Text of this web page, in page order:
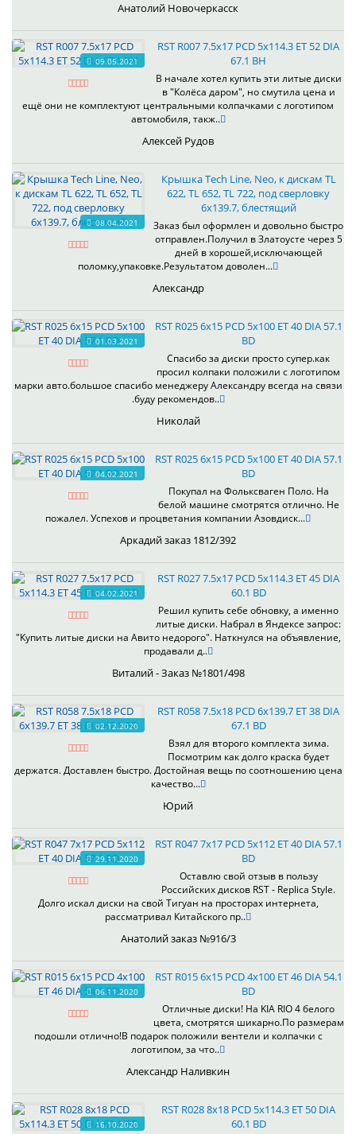
Анатолий Новочеркасск
09.05.2021
RST R007 7.5x17 PCD 5x114.3 ET 52 DIA
67.1 BH
В начале хотел купить эти литые диски
в "Колёса даром", но смутила цена и
ещё они не комплектуют центральными колпачками с логотипом
автомобиля, такж..
Алексей Рудов
08.04.2021
Крышка Tech Line, Neo, к дискам TL
622, TL 652, TL 722, под сверловку
6х139.7, блестящий
Заказ был оформлен и довольно быстро
отправлен.Получил в Златоусте через 5
дней в хорошей,исключающей
поломку,упаковке.Результатом доволен...
Александр
01.03.2021
RST R025 6x15 PCD 5x100 ET 40 DIA 57.1
BD
Спасибо за диски просто супер.как
просил колпаки положили с логотипом
марки авто.большое спасибо менеджеру Александру всегда на связи
.буду рекомендов..
Николай
04.02.2021
RST R025 6x15 PCD 5x100 ET 40 DIA 57.1
BD
Покупал на Фольксваген Поло. На
белой машине смотрятся отлично. Не
пожалел. Успехов и процветания компании Азовдиск...
Аркадий заказ 1812/392
04.02.2021
RST R027 7.5x17 PCD 5x114.3 ET 45 DIA
60.1 BD
Решил купить себе обновку, а именно
литые диски. Набрал в Яндексе запрос:
"Купить литые диски на Авито недорого". Наткнулся на объявление,
продавали д..
Виталий - Заказ №1801/498
02.12.2020
RST R058 7.5x18 PCD 6x139.7 ET 38 DIA
67.1 BD
Взял для второго комплекта зима.
Посмотрим как долго краска будет
держатся. Доставлен быстро. Достойная вещь по соотношению цена
качество...
Юрий
29.11.2020
RST R047 7x17 PCD 5x112 ET 40 DIA 57.1
BD
Оставлю свой отзыв в пользу
Российских дисков RST - Replica Style.
Долго искал диски на свой Тигуан на просторах интернета,
рассматривал Китайского пр..
Анатолий заказ №916/3
06.11.2020
RST R015 6x15 PCD 4x100 ET 46 DIA 54.1
BD
Отличные диски! На KIA RIO 4 белого
цвета, смотрятся шикарно.По размерам
подошли отлично!В подарок положили вентели и колпачки с
логотипом, за что..
Александр Наливкин
16.10.2020
RST R028 8x18 PCD 5x114.3 ET 50 DIA
60.1 BD